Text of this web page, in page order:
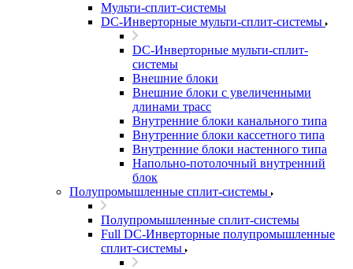
Мульти-сплит-системы
DC-Инверторные мульти-сплит-системы
DC-Инверторные мульти-сплит-
системы
Внешние блоки
Внешние блоки с увеличенными
длинами трасс
Внутренние блоки канального типа
Внутренние блоки кассетного типа
Внутренние блоки настенного типа
Напольно-потолочный внутренний
блок
Полупромышленные сплит-системы
Полупромышленные сплит-системы
Full DC-Инверторные полупромышленные
сплит-системы